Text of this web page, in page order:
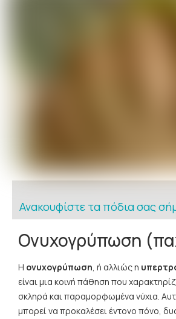
Ανακουφίστε τα πόδια σας
Ονυχογρύπωση
Η ονυχογρύπωση, ή αλλιώς η
είναι μια κοινή πάθηση που
σκληρά και παραμορφωμένα νύχια.
μπορεί να προκαλέσει έντονο πόνο,